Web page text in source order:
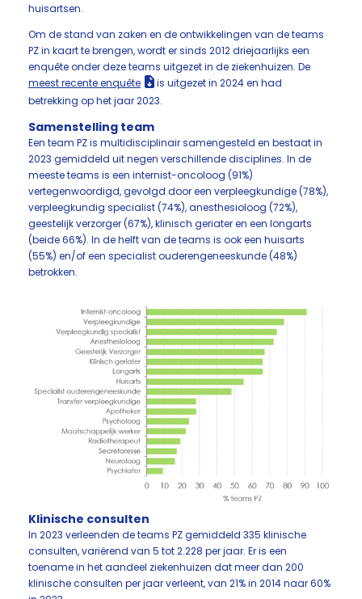
huisartsen.
Om de stand van zaken en de ontwikkelingen van de teams
PZ in kaart te brengen, wordt er sinds 2012 driejaarlijks een
enquête onder deze teams uitgezet in de ziekenhuizen. De
meest recente enquête
is uitgezet in 2024 en had
betrekking op het jaar 2023.
Samenstelling team
Een team PZ is multidisciplinair samengesteld en bestaat in
2023 gemiddeld uit negen verschillende disciplines. In de
meeste teams is een internist-oncoloog (91%)
vertegenwoordigd, gevolgd door een verpleegkundige (78%),
verpleegkundig specialist (74%), anesthesioloog (72%),
geestelijk verzorger (67%), klinisch geriater en een longarts
(beide 66%). In de helft van de teams is ook een huisarts
(55%) en/of een specialist ouderengeneeskunde (48%)
betrokken.
Klinische consulten
In 2023 verleenden de teams PZ gemiddeld 335 klinische
consulten, variërend van 5 tot 2.228 per jaar. Er is een
toename in het aandeel ziekenhuizen dat meer dan 200
klinische consulten per jaar verleent, van 21% in 2014 naar 60%